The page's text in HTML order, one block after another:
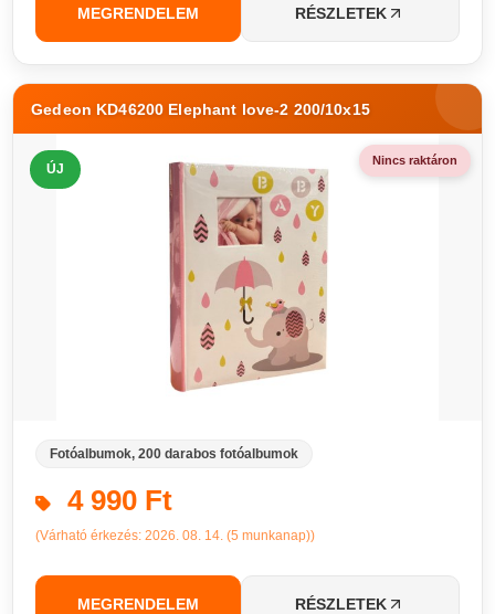
MEGRENDELEM RÉSZLETEK
Gedeon KD46200 Elephant love-2 200/10x15
ÚJ
Nincs raktáron
Fotóalbumok, 200 darabos fotóalbumok
4 990 Ft
(Várható érkezés: 2026. 08. 14. (5 munkanap))
MEGRENDELEM RÉSZLETEK